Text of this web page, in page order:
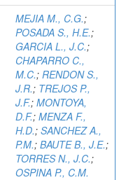
MEJIA M., C.G.;
POSADA S., H.E.;
GARCIA L., J.C.;
CHAPARRO C.,
M.C.; RENDON S.,
J.R.; TREJOS P.,
J.F.; MONTOYA,
D.F.; MENZA F.,
H.D.; SANCHEZ A.,
P.M.; BAUTE B., J.E.;
TORRES N., J.C.;
OSPINA P., C.M.